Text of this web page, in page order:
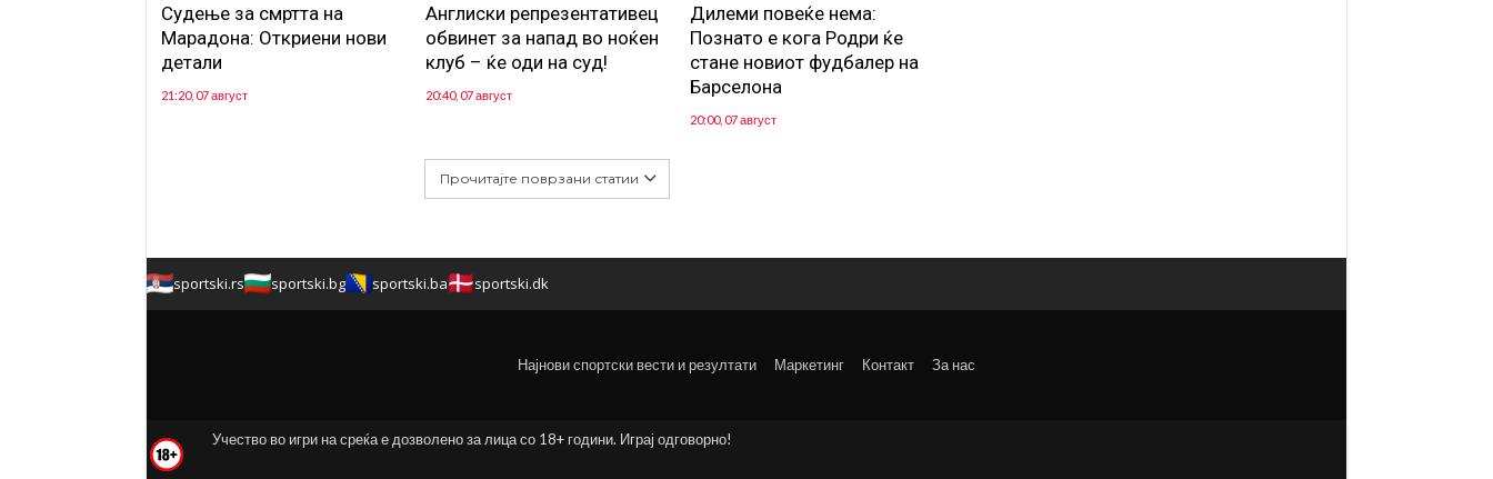
Судење за смртта на
Марадона: Откриени нови
детали
21:20, 07 август
Англиски репрезентативец
обвинет за напад во ноќен
клуб – ќе оди на суд!
20:40, 07 август
Дилеми повеќе нема:
Познато е кога Родри ќе
стане новиот фудбалер на
Барселона
20:00, 07 август
Прочитајте поврзани статии
sportski.rs sportski.bg sportski.ba sportski.dk
Најнови спортски вести и резултати Маркетинг Контакт За нас
Учество во игри на среќа е дозволено за лица со 18+ години. Играј одговорно!